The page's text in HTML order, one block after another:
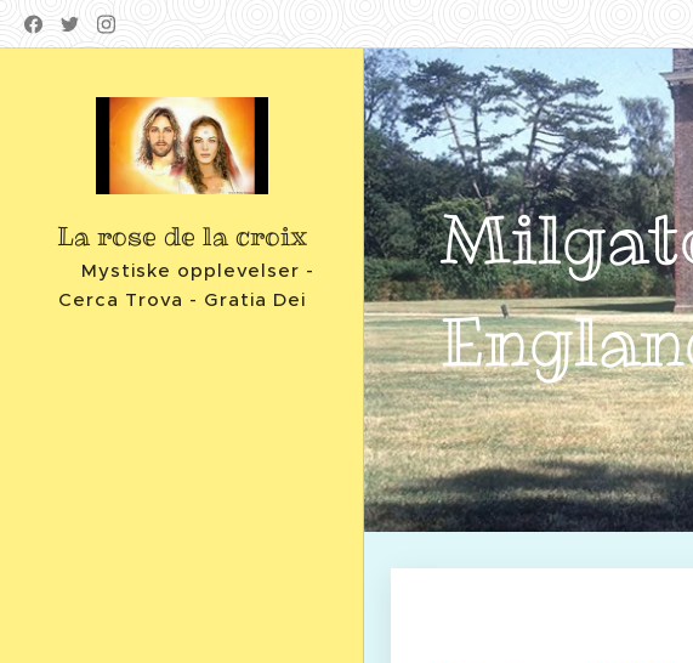
La rose de la croix
Mystiske opplevelser -
Cerca Trova - Gratia Dei